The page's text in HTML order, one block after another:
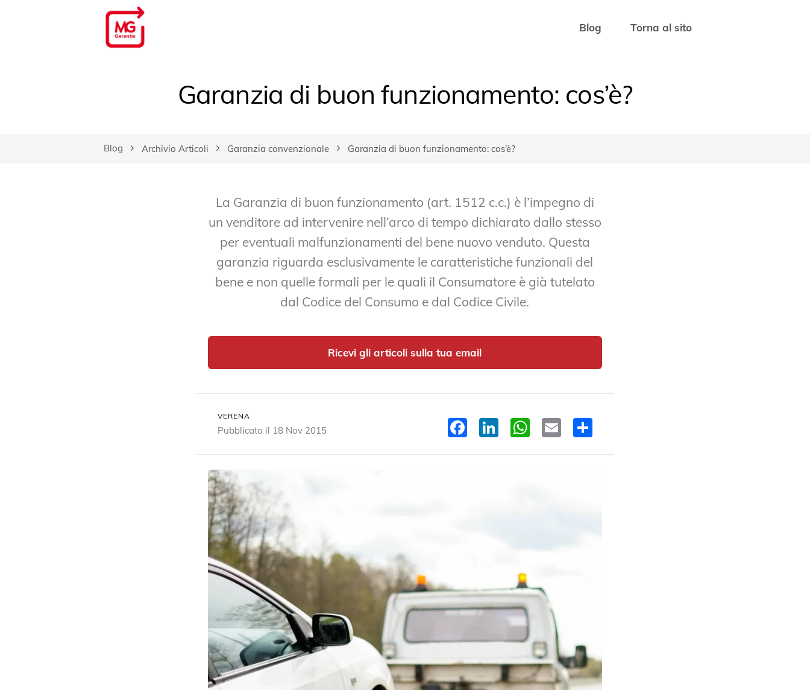
Blog Torna al sito
Garanzia di buon funzionamento: cos’è?
Blog Archivio Articoli Garanzia convenzionale Garanzia di buon funzionamento: cos’è?
La Garanzia di buon funzionamento (art. 1512 c.c.) è l’impegno di
un venditore ad intervenire nell’arco di tempo dichiarato dallo stesso
per eventuali malfunzionamenti del bene nuovo venduto. Questa
garanzia riguarda esclusivamente le caratteristiche funzionali del
bene e non quelle formali per le quali il Consumatore è già tutelato
dal Codice del Consumo e dal Codice Civile.
Ricevi gli articoli sulla tua email
VERENA
Pubblicato il 18 Nov 2015 Facebook
LinkedInWhatsApp
EmailCondividi